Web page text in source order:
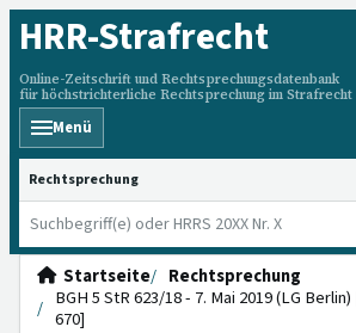
HRR-Strafrecht
Online-Zeitschrift und Rechtsprechungsdatenbank
für höchstrichterliche Rechtsprechung im Strafrecht
Menü
HRRS durchsuchen
Startseite
Rechtsprechung
BGH 5 StR 623/18 - 7. Mai 2019 (LG
670]